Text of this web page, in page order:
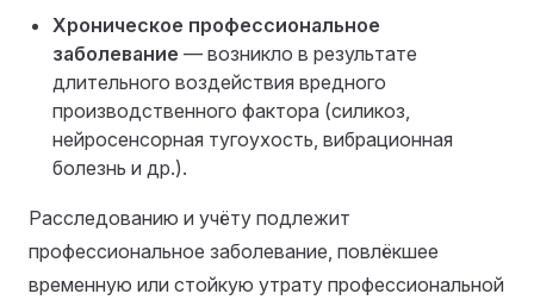
Хроническое профессиональное
заболевание — возникло в результате
длительного воздействия вредного
производственного фактора (силикоз,
нейросенсорная тугоухость, вибрационная
болезнь и др.).
Расследованию и учёту подлежит
профессиональное заболевание, повлёкшее
временную или стойкую утрату профессиональной